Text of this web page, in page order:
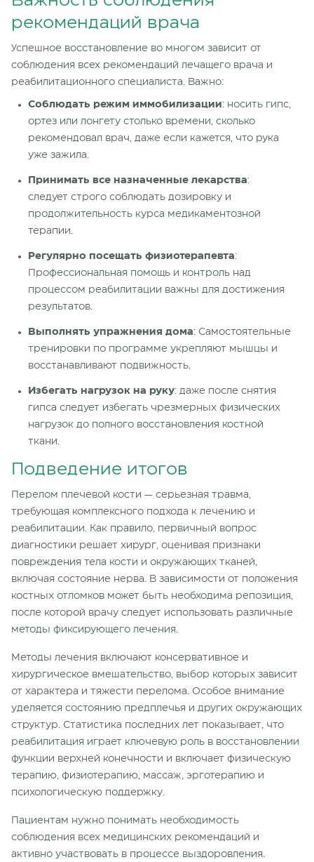
рекомендаций врача
Успешное восстановление во многом зависит от
соблюдения всех рекомендаций лечащего врача и
реабилитационного специалиста. Важно:
Соблюдать режим иммобилизации: носить гипс,
ортез или лонгету столько времени, сколько
рекомендовал врач, даже если кажется, что рука
уже зажила.
Принимать все назначенные лекарства:
следует строго соблюдать дозировку и
продолжительность курса медикаментозной
терапии.
Регулярно посещать физиотерапевта:
Профессиональная помощь и контроль над
процессом реабилитации важны для достижения
результатов.
Выполнять упражнения дома: Самостоятельные
тренировки по программе укрепляют мышцы и
восстанавливают подвижность.
Избегать нагрузок на руку: даже после снятия
гипса следует избегать чрезмерных физических
нагрузок до полного восстановления костной
ткани.
Подведение итогов
Перелом плечевой кости — серьезная травма,
требующая комплексного подхода к лечению и
реабилитации. Как правило, первичный вопрос
диагностики решает хирург, оценивая признаки
повреждения тела кости и окружающих тканей,
включая состояние нерва. В зависимости от положения
костных отломков может быть необходима репозиция,
после которой врачу следует использовать различные
методы фиксирующего лечения.
Методы лечения включают консервативное и
хирургическое вмешательство, выбор которых зависит
от характера и тяжести перелома. Особое внимание
уделяется состоянию предплечья и других окружающих
структур. Статистика последних лет показывает, что
реабилитация играет ключевую роль в восстановлении
функции верхней конечности и включает физическую
терапию, физиотерапию, массаж, эрготерапию и
психологическую поддержку.
Пациентам нужно понимать необходимость
соблюдения всех медицинских рекомендаций и
активно участвовать в процессе выздоровления.